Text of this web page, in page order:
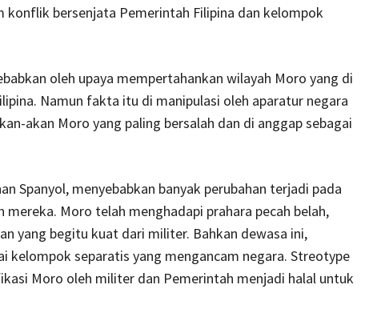
konflik bersenjata Pemerintah Filipina dan kelompok
oleh upaya mempertahankan wilayah Moro yang di
Namun fakta itu di manipulasi oleh aparatur negara
akan Moro yang paling bersalah dan di anggap sebagai
Spanyol, menyebabkan banyak perubahan terjadi pada
mereka. Moro telah menghadapi prahara pecah belah,
yang begitu kuat dari militer. Bahkan dewasa ini,
kelompok separatis yang mengancam negara. Streotype
Moro oleh militer dan Pemerintah menjadi halal untuk